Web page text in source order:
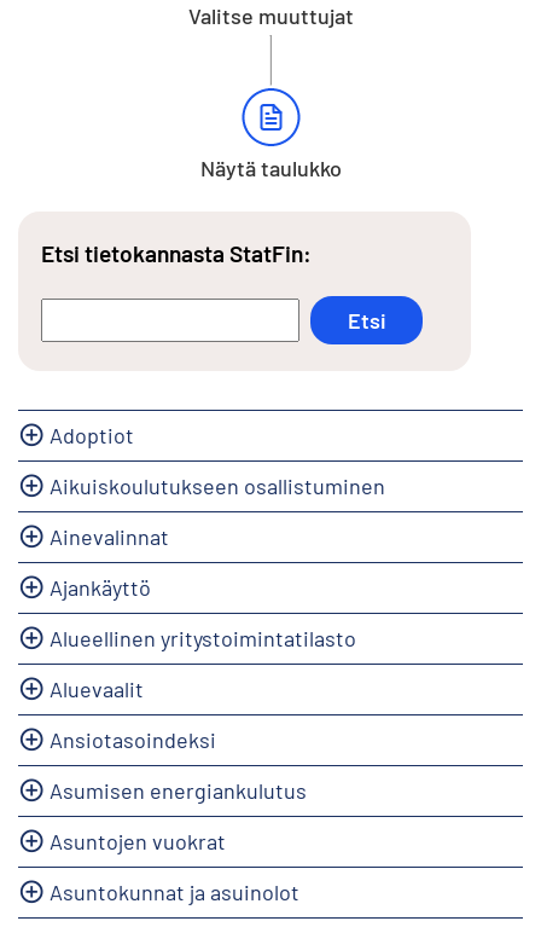
Valitse muuttujat
Näytä taulukko
Etsi tietokannasta StatFin:
Adoptiot
Aikuiskoulutukseen osallistuminen
Ainevalinnat
Ajankäyttö
Alueellinen yritystoimintatilasto
Aluevaalit
Ansiotasoindeksi
Asumisen energiankulutus
Asuntojen vuokrat
Asuntokunnat ja asuinolot